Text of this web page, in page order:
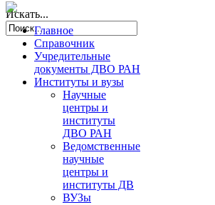
Искать...
Главное
Справочник
Учредительные
документы ДВО РАН
Институты и вузы
Научные
центры и
институты
ДВО РАН
Ведомственные
научные
центры и
институты ДВ
ВУЗы